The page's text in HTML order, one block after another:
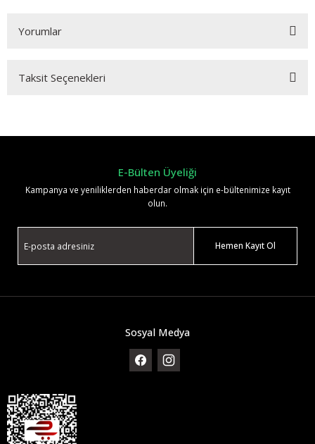
Yorumlar
Taksit Seçenekleri
E-Bülten Üyeliği
Kampanya ve yeniliklerden haberdar olmak için e-bültenimize kayıt
olun.
Hemen Kayıt Ol
Sosyal Medya